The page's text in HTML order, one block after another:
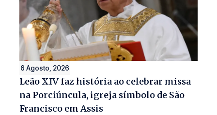
6 Agosto, 2026
Leão XIV faz história ao celebrar missa
na Porciúncula, igreja símbolo de São
Francisco em Assis